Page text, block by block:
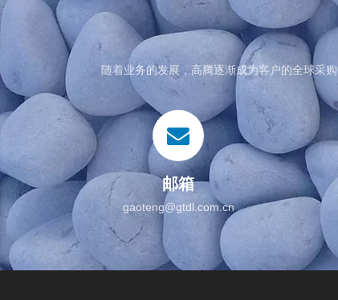
随着业务的发展，高腾逐渐成为客户的全球采
邮箱
gaoteng@gtdl.com.cn